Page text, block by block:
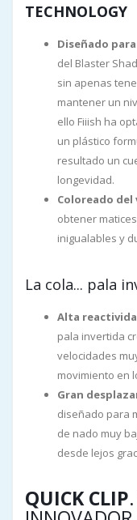
TECHNOLOGY
Diseñado
del Blaster
sin apenas
mantener un
ello Fiiish ha
un plástico
resultado un
longevidad.
Coloreado del
obtener
inigualables y
La cola... pala
Alta
pala invertida
velocidades
movimiento en
Gran
diseñado para
de nado muy
desde lejos
QUICK CLIP